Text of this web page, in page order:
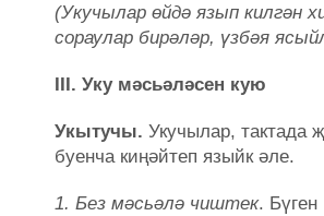
(Укучылар өйдә язып килгән
сораулар бирәләр, үзбәя
III. Уку мәсьәләсен кую
Укытучы. Укучылар, тактада
буенча киңәйтеп языйк әле.
1. Без мәсьәлә чиштек.